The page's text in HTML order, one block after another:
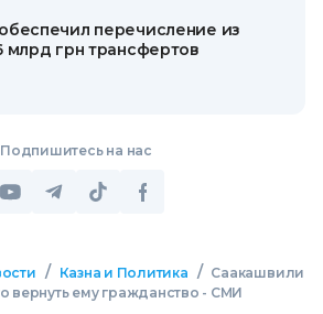
перечисление из
млрд грн трансфертов
Подпишитесь на нас
/ Казна и Политика / Саакашвили
вернуть ему гражданство - СМИ